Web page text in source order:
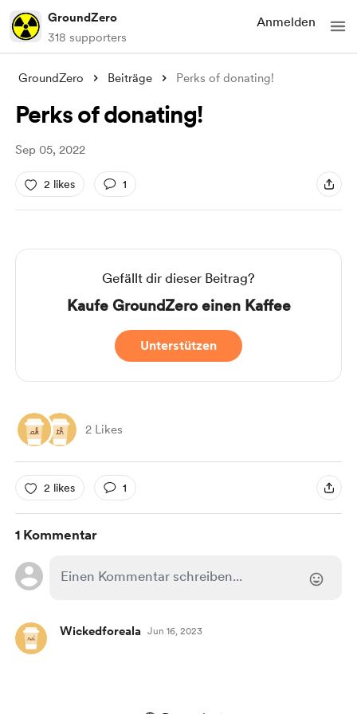
GroundZero
318 supporters
Anmelden
GroundZero Beiträge Perks of donating!
Perks of donating!
Sep 05, 2022
2 likes 1
Gefällt dir dieser Beitrag?
Kaufe GroundZero einen Kaffee
Unterstützen
2 Likes
2 likes 1
1 Kommentar
Wickedforeala Jun 16, 2023